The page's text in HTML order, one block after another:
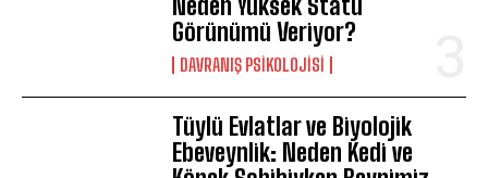
Neden Yüksek Statü
Görünümü Veriyor?
DAVRANIŞ PSIKOLOJISI
Tüylü Evlatlar ve Biyolojik
Ebeveynlik: Neden Kedi ve